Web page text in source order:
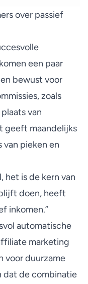
over passief
een paar
bewust voor
zoals
van
geeft maandelijks
van pieken en
het is de kern van
doen, heeft
inkomen.”
automatische
marketing
voor duurzame
dat de combinatie